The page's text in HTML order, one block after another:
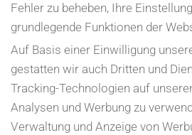
Fehler zu beheben, Ihre
grundlegende Funktionen der
Auf Basis einer Einwilligung
gestatten wir auch Dritten und
Tracking-Technologien auf
Analysen und Werbung zu
Verwaltung und Anzeige von